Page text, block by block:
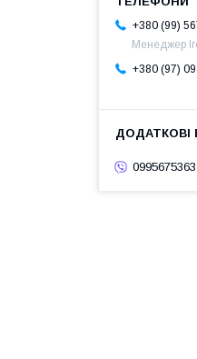
+380 (99)
Менеджер
+380 (97)
0995675363